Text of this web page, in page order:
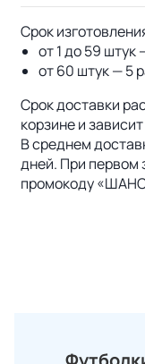
Срок
от 1 до 59 штук
от 60 штук — 5
Срок доставки
корзине и
В среднем
дней. При первом
промокоду